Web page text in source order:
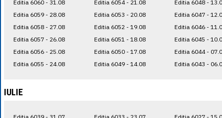
Editia 6060 - 31.08
Editia 6059 - 28.08
Editia 6058 - 27.08
Editia 6057 - 26.08
Editia 6056 - 25.08
Editia 6055 - 24.08
Editia 6054 - 21.08
Editia 6053 - 20.08
Editia 6052 - 19.08
Editia 6051 - 18.08
Editia 6050 - 17.08
Editia 6049 - 14.08
Editia 6048 -
Editia 6047 -
Editia 6046 -
Editia 6045 -
Editia 6044 -
Editia 6043 -
IULIE
Editia 6039 - 31.07 Editia 6033 - 23.07 Editia 6027 -